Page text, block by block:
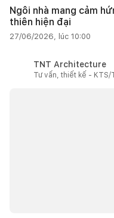
Ngôi nhà mang cảm
thiên hiện đại
27/06/2026, lúc 10:00
TNT Architecture
Tư vấn, thiết kế - KTS/